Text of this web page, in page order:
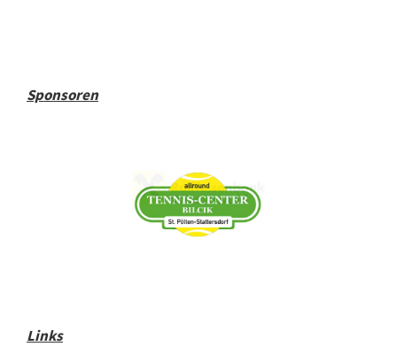
Sponsoren
Links